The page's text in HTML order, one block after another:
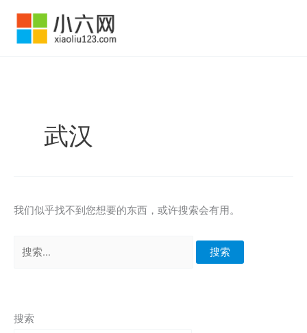
武汉
我们似乎找不到您想要的东西，或许搜索会有用。
索：
搜索